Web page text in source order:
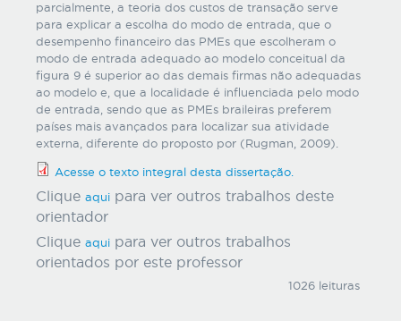
parcialmente, a teoria dos custos de transação serve
para explicar a escolha do modo de entrada, que o
desempenho financeiro das PMEs que escolheram o
modo de entrada adequado ao modelo conceitual da
figura 9 é superior ao das demais firmas não adequadas
ao modelo e, que a localidade é influenciada pelo modo
de entrada, sendo que as PMEs braileiras preferem
países mais avançados para localizar sua atividade
externa, diferente do proposto por (Rugman, 2009).
Acesse o texto integral desta dissertação.
Clique aqui para ver outros trabalhos deste
orientador
Clique aqui para ver outros trabalhos
orientados por este professor
1026 leituras